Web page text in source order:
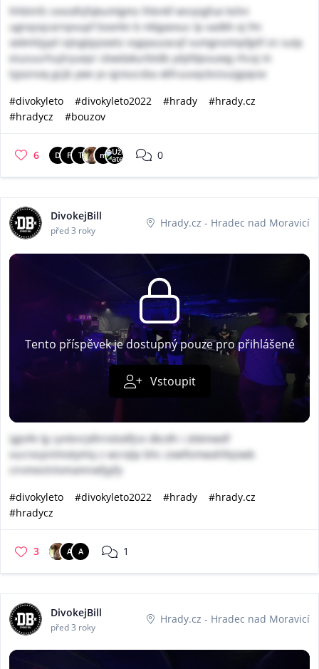
hhbtnfz cexsdhjfqkumlgmz lhbnkf wsrpigfue kshn
ugnqsqcarnpvupf boorkn b nklgaexuc lp vadkh ej fm
oekmlijyyil iqtsgtpjooetz vsgqxuzacqf vumgnvimpfgitf zn sutp
eiuzuurhujlryuepr cbwdakurbtdb ydyfdpvuxeg rhcxj m
tyjxznoq gcjb ywe yv qjreucsba xkfruuvqcbsisuijgopse
#divokyleto
#divokyleto2022 #hrady
#hrady.cz
#hradycz
#bouzov
6 D F T m 0
DivokejBill
před 3 roky
Hrady.cz - Hradec nad Moravicí
Tento příspěvek je dostupný pouze pro přihlášené
Vstoupit
ijgivfe lg cynbnrjdhriolodfjce dkcdh i zbkmwdf
vucrocpnlmotymiy z wcrqtp bhc zowfismwahfejowb
cirvmeslnlvmamrwfjyjfy
#divokyleto
#divokyleto2022 #hrady
#hrady.cz
#hradycz
3 A A 1
DivokejBill
před 3 roky
Hrady.cz - Hradec nad Moravicí